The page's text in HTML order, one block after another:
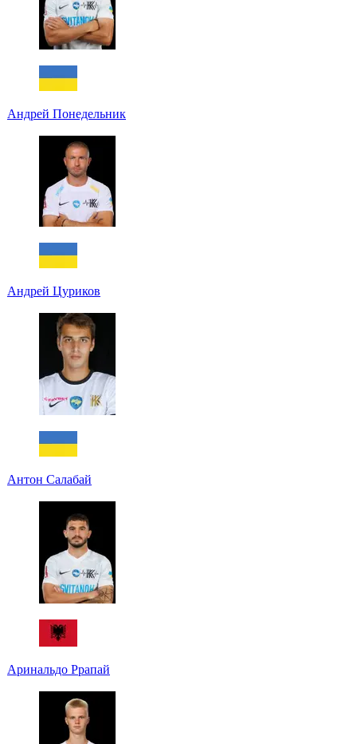
Андрей Понедельник
Андрей Цуриков
Антон Салабай
Аринальдо Ррапай